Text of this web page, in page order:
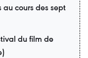
cours des sept
du film de